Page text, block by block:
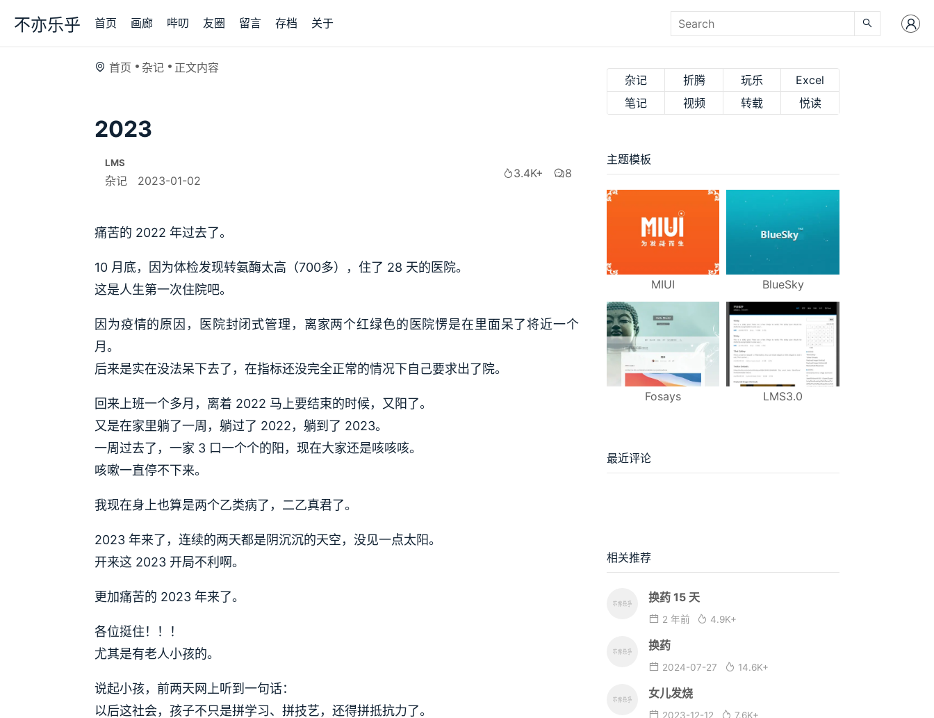
不亦乐乎 首页 画廊 哔叨 友圈 留言 存档 关于
首页 杂记 正文内容
2023
LMS
杂记 2023-01-02
3.4K+ 8
痛苦的 2022 年过去了。
10 月底，因为体检发现转氨酶太高（700多），住了 28 天的医院。
这是人生第一次住院吧。
因为疫情的原因，医院封闭式管理，离家两个红绿色的医院愣是在里面呆了将近一个
月。
后来是实在没法呆下去了，在指标还没完全正常的情况下自己要求出了院。
回来上班一个多月，离着 2022 马上要结束的时候，又阳了。
又是在家里躺了一周，躺过了 2022，躺到了 2023。
一周过去了，一家 3 口一个个的阳，现在大家还是咳咳咳。
咳嗽一直停不下来。
我现在身上也算是两个乙类病了，二乙真君了。
2023 年来了，连续的两天都是阴沉沉的天空，没见一点太阳。
开来这 2023 开局不利啊。
更加痛苦的 2023 年来了。
各位挺住！！！
尤其是有老人小孩的。
说起小孩，前两天网上听到一句话：
以后这社会，孩子不只是拼学习、拼技艺，还得拼抵抗力了。
杂记 折腾 玩乐
Excel
笔记
视频 转载 悦读
主题模板
MIUI BlueSky
Fosays LMS3.0
最近评论
相关推荐
换药 15 天
2 年前 4.9K+
换药
2024-07-27 14.6K+
女儿发烧
2023-12-12 7.6K+